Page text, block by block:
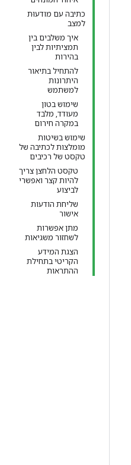
כתיבה עם מודעוּת
למצב
איך משלבים בין
תמציתיות לבין
בהירות
להתחיל בתיאור
היתרונות
למשתמש
שימוש בטון
מעודד, מלבד
במקרה חירום
שימוש בשיטות
מומלצות לכתיבה של
טקסט של רכיבים
טקסט הלחצן צריך
להיות קצר ואפשרי
לביצוע
שליחת הודעות
אישור
מתן אפשרות
לשחזור משגיאות
הצגת המידע
הקריטי בתחילת
ההתראות